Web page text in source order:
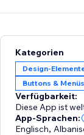
Kategorien
Design-
Buttons & Menüs
Verfügbarkeit:
Diese App ist
App-Sprachen:
Englisch,